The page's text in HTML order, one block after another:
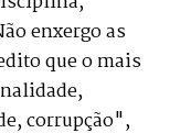
enxergo as
que o mais
corrupção",